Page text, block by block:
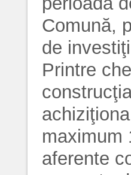
Comună,
de
Printre
maximum
aferente